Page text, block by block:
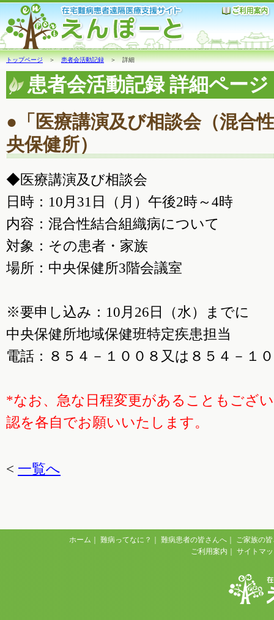
トップページ＞患者会活動記録＞ 詳細
患者会活動記録 詳細ページ
●「医療講演及び相談会（混合
央保健所）
◆医療講演及び相談会
日時：10月31日（月）午後2時～4時
内容：混合性結合組織病について
対象：その患者・家族
場所：中央保健所3階会議室
※要申し込み：10月26日（水）までに
中央保健所地域保健班特定疾患担当
電話：８５４－１００８又は８５４－１
*なお、急な日程変更があることもござ
認を各自でお願いいたします。
< 一覧へ
ホーム｜ 難病ってなに？｜ 難病患者の皆さんへ｜ ご家族の
ご利用案内｜ サイトマ